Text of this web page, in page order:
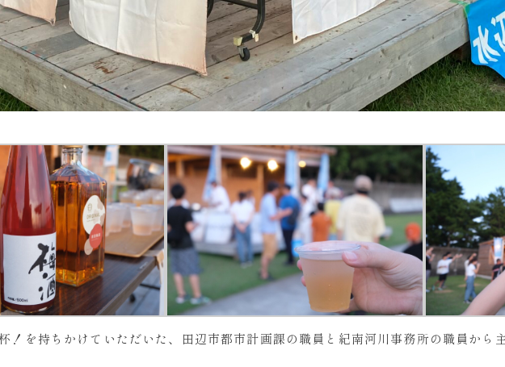
！を持ちかけていただいた、田辺市都市計画課の職員と紀南河川事務所の職員から